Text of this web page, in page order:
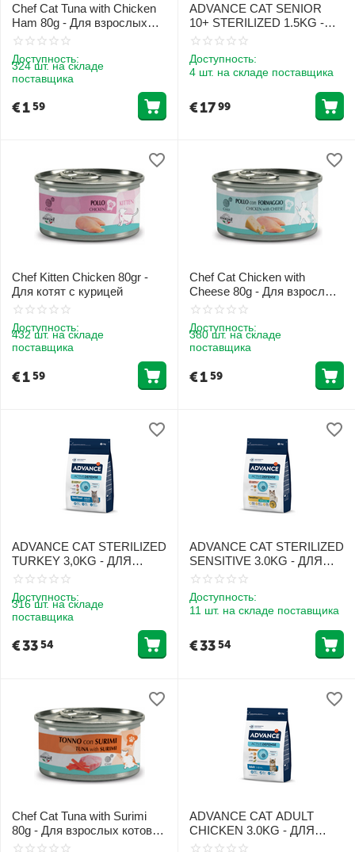
Chef Cat Tuna with Chicken
Ham 80g - Для взрослых
котов с тунцом и куриной
Доступность:
324 шт. на складе
поставщика
€159
ADVANCE CAT SENIOR
10+ STERILIZED 1.5KG -
ДЛЯ ПОЖИЛЫХ
КОШЕК (КУРИЦА)
Доступность:
4 шт. на складе поставщика
€1799
Chef Kitten Chicken 80gr -
Для котят с курицей
Доступность:
432 шт. на складе
поставщика
€159
Chef Cat Chicken with
Cheese 80g - Для взрослых
котов с курицей и сыром
Доступность:
380 шт. на складе
поставщика
€159
ADVANCE CAT STERILIZED
TURKEY 3,0KG - ДЛЯ
СТЕРИЛИЗОВАННЫХ
Доступность:
316 шт. на складе
поставщика
€3354
ADVANCE CAT STERILIZED
SENSITIVE 3.0KG - ДЛЯ
СТЕРИЛИЗОВАННЫХ
Доступность:
11 шт. на складе поставщика
€3354
Chef Cat Tuna with Surimi
80g - Для взрослых котов с
тунцом и сурими
ADVANCE CAT ADULT
CHICKEN 3.0KG - ДЛЯ
ВЗРОСЛЫХ КОШЕК